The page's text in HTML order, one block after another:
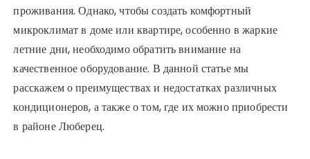
проживания. Однако, чтобы создать комфортный
микроклимат в доме или квартире, особенно в жаркие
летние дни, необходимо обратить внимание на
качественное оборудование. В данной статье мы
расскажем о преимуществах и недостатках различных
кондиционеров, а также о том, где их можно приобрести
в районе Люберец.